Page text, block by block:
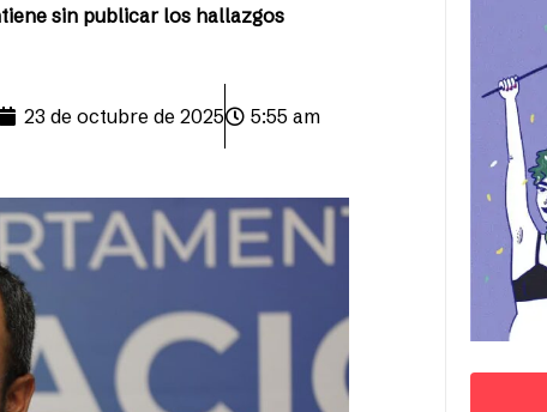
sin publicar los hallazgos
23 de octubre de 2025 5:55 am